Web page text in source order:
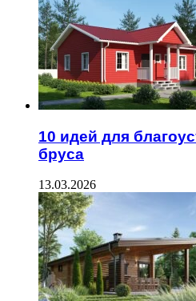
10 идей для
бруса
13.03.2026